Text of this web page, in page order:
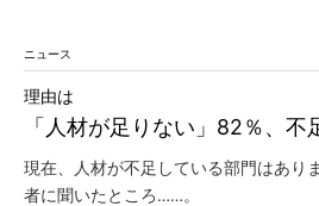
ニュース
「人材が足りない」82％、不
理由は
現在、人材が不足している部門はあ
者に聞いたところ……。